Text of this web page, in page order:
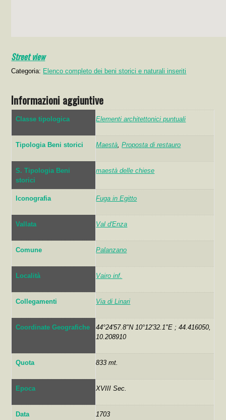
Street view
Categoria: Elenco completo dei beni storici e naturali inseriti
Informazioni aggiuntive
Classe tipologica Elementi architettonici puntuali
Tipologia Beni storici Maestà ,Proposta di restauro
S. Tipologia Beni
storici
maestà delle chiese
Iconografia Fuga in Egitto
Vallata Val d'Enza
Comune Palanzano
Località Vairo inf.
Collegamenti Via di Linari
Coordinate Geografiche
44°24'57.8"N 10°12'32.1"E ; 44.416050,
10.208910
Quota 833 mt.
Epoca XVIII Sec.
Data 1703